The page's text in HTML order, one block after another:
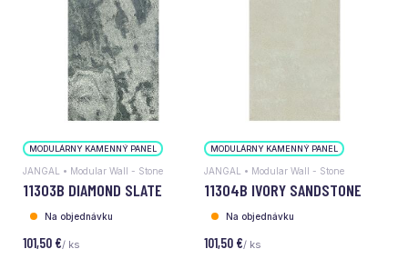
MODULÁRNY KAMENNÝ PANEL
JANGAL • Modular Wall - Stone
11303B DIAMOND SLATE
Na objednávku
101,50 €/ ks
MODULÁRNY KAMENNÝ PANEL
JANGAL • Modular Wall - Stone
11304B IVORY SANDSTONE
Na objednávku
101,50 €/ ks